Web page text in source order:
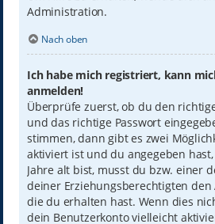
Administration.
Nach oben
Ich habe mich registriert, kann
anmelden!
Überprüfe zuerst, ob du den
und das richtige Passwort
stimmen, dann gibt es zwei
aktiviert ist und du angegeben
Jahre alt bist, musst du bzw. einer
deiner Erziehungsberechtigten den
die du erhalten hast. Wenn dies
dein Benutzerkonto vielleicht